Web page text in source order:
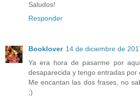
Saludos!
Responder
Booklover 14 de diciembre de
Ya era hora de pasarme por
desaparecida y tengo entradas por
Me encantan las dos frases, no
;)